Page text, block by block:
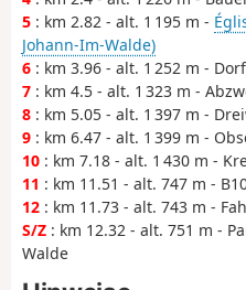
5 : km 2.82 - alt. 1 195 m -
Johann-Im-Walde)
6 : km 3.96 - alt. 1 252 m -
7 : km 4.5 - alt. 1 323 m -
8 : km 5.05 - alt. 1 397 m -
9 : km 6.47 - alt. 1 399 m -
10 : km 7.18 - alt. 1 430 m -
11 : km 11.51 - alt. 747 m -
12 : km 11.73 - alt. 743 m -
S/Z : km 12.32 - alt. 751 m -
Walde